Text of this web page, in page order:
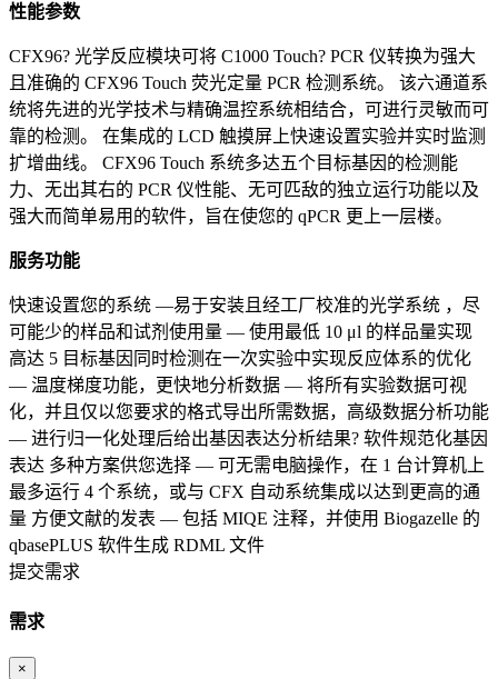
性能参数
CFX96? 光学反应模块可将 C1000 Touch? PCR 仪转换为强大
且准确的 CFX96 Touch 荧光定量 PCR 检测系统。 该六通道系
统将先进的光学技术与精确温控系统相结合，可进行灵敏而可
靠的检测。 在集成的 LCD 触摸屏上快速设置实验并实时监测
扩增曲线。 CFX96 Touch 系统多达五个目标基因的检测能
力、无出其右的 PCR 仪性能、无可匹敌的独立运行功能以及
强大而简单易用的软件，旨在使您的 qPCR 更上一层楼。
服务功能
快速设置您的系统 —易于安装且经工厂校准的光学系统 ，尽
可能少的样品和试剂使用量 — 使用最低 10 μl 的样品量实现
高达 5 目标基因同时检测在一次实验中实现反应体系的优化
— 温度梯度功能，更快地分析数据 — 将所有实验数据可视
化，并且仅以您要求的格式导出所需数据，高级数据分析功能
— 进行归一化处理后给出基因表达分析结果? 软件规范化基因
表达 多种方案供您选择 — 可无需电脑操作，在 1 台计算机上
最多运行 4 个系统，或与 CFX 自动系统集成以达到更高的通
量 方便文献的发表 — 包括 MIQE 注释，并使用 Biogazelle 的
qbasePLUS 软件生成 RDML 文件
提交需求
需求
×